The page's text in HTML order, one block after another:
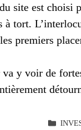
site est choisi
tort.
premiers
y voir de